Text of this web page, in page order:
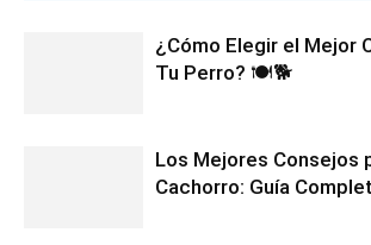
¿Cómo Elegir el Mejor
Tu Perro? 🍽️🐕
Los Mejores Consejos
Cachorro: Guía